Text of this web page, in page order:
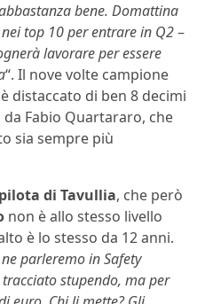
bene. Domattina
top 10 per entrare in Q2–
lavorare per essere
“. Il nove volte campione
distaccato di ben 8 decimi
Fabio Quartararo, che
sia sempre più
pilota di Tavullia, che però
non è allo stesso livello
è lo stesso da 12 anni.
parleremo in Safety
stupendo, ma per